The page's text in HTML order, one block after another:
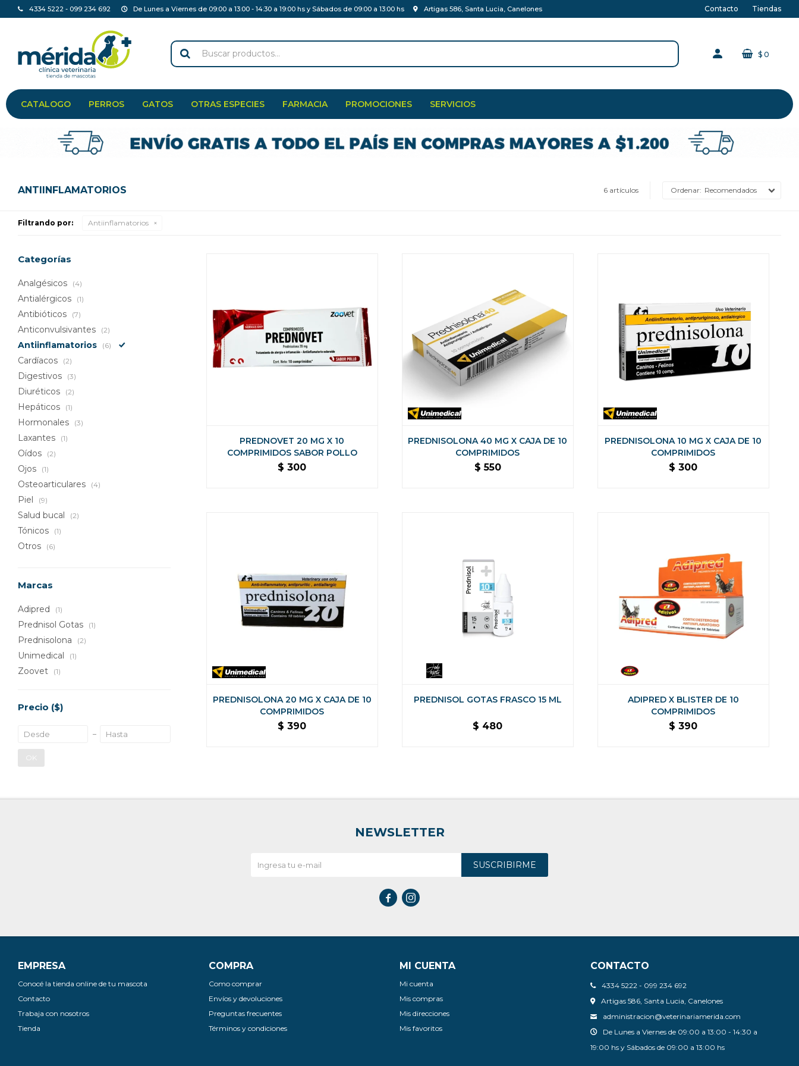
CATALOGO PERROS GATOS OTRAS ESPECIES FARMACIA PROMOCIONES SERVICIOS
$ 0
4334 5222 - 099 234 692 De Lunes a Viernes de 09:00 a 13:00 - 14:30 a 19:00 hs y Sábados de 09:00 a 13:00 hs Artigas 586, Santa Lucia, Canelones Contacto Tiendas
ANTIINFLAMATORIOS 6 artículos Recomendados
Filtrando por: Antiinflamatorios
PREDNOVET 20 MG X 10
COMPRIMIDOS SABOR POLLO
$ 300
PREDNISOLONA 40 MG X CAJA DE 10
COMPRIMIDOS
$ 550
PREDNISOLONA 10 MG X CAJA DE 10
COMPRIMIDOS
$ 300
PREDNISOLONA 20 MG X CAJA DE 10
COMPRIMIDOS
$ 390
PREDNISOL GOTAS FRASCO 15 ML
$ 480
ADIPRED X BLISTER DE 10
COMPRIMIDOS
$ 390
Categorías
Analgésicos (4)
Antialérgicos (1)
Antibióticos (7)
Anticonvulsivantes (2)
Antiinflamatorios (6)
Cardíacos (2)
Digestivos (3)
Diuréticos (2)
Hepáticos (1)
Hormonales (3)
Laxantes (1)
Oídos (2)
Ojos (1)
Osteoarticulares (4)
Piel (9)
Salud bucal (2)
Tónicos (1)
Otros (6)
Marcas
Adipred (1)
Prednisol Gotas (1)
Prednisolona (2)
Unimedical (1)
Zoovet (1)
Precio ($)
OK
CONTACTO
4334 5222 - 099 234 692
Artigas 586, Santa Lucia, Canelones
administracion@veterinariamerida.com
De Lunes a Viernes de 09:00 a 13:00 - 14:30 a
19:00 hs y Sábados de 09:00 a 13:00 hs
EMPRESA
Conocé la tienda online de tu mascota
Contacto
Trabaja con nosotros
Tienda
COMPRA
Como comprar
Envíos y devoluciones
Preguntas frecuentes
Términos y condiciones
MI CUENTA
Mi cuenta
Mis compras
Mis direcciones
Mis favoritos
NEWSLETTER
SUSCRIBIRME
 